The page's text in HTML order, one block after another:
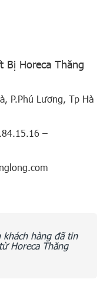
Bị Horeca Thăng
P.Phú Lương, Tp Hà
–
khách hàng đã tin
Horeca Thăng